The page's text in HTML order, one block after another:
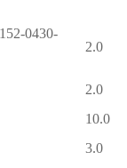
0430-
2.0
2.0
10.0
3.0